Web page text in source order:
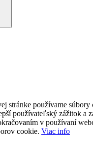
stránke používame súbory
používateľský zážitok a
v používaní
cookie. Viac info